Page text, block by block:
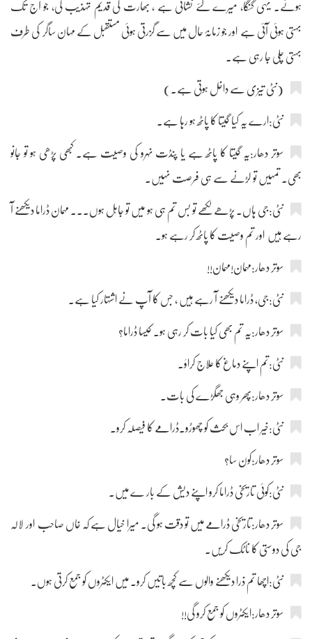
ہوئے۔ یہی گنگا، میرے لئے نشانی ہے ، بھارت کی قدیم تہذیب کی، جو آج تک
بہتی ہوئی آئی ہے اور جو زمانۂ حال میں سے گزرتی ہوئی مستقبل کے مہان ساگر کی طرف
بہتی چلی جا رہی ہے۔
(نٹی تیزی سے داخل ہوتی ہے۔)
نٹی:ارے یہ کیا گیتا کا پاٹھ ہو رہا ہے۔
سوتر دھار:یہ گیتا کا پاٹھ ہے یا پنڈت نہرو کی وصیت ہے۔ کبھی پڑھی ہو تو جانو
بھی۔ تمہیں تو لڑنے سے ہی فرصت نہیں۔
نٹی:جی ہاں۔ پڑھے لکھے تو بس تم ہی ہو میں تو جاہل ہوں۔۔۔ مہمان ڈراما دیکھنے آ
رہے ہیں اور تم وصیت کا پاٹھ کر رہے ہو۔
سوتر دھار:مہمان!مہمان!!
نٹی:جی، ڈراما دیکھنے آ رہے ہیں ، جس کا آپ نے اشتہار کیا ہے۔
سوتر دھار:یہ تم بھی کیا بات کر رہی ہو۔ کیسا ڈراما؟
نٹی:تم اپنے دماغ کا علاج کراؤ۔
سوتر دھار:پھر وہی جھگڑے کی بات۔
نٹی:خیر اب اس بحث کو چھوڑو۔ڈرامے کا فیصلہ کرو۔
سوتر دھار:کون سا؟
نٹی:کوئی تاریخی ڈراما کرو اپنے دیش کے بار ے میں۔
سوتر دھار:تاریخی ڈرامے میں تو دقت ہو گی۔ میرا خیال ہے کہ خاں صاحب اور لالہ
جی کی دوستی کا ناٹک کریں۔
نٹی:اچھا تم ذرا دیکھنے والوں سے کچھ باتیں کرو۔ میں ایکٹروں کو جمع کرتی ہوں۔
سوتر دھار:ایکٹروں کو جمع کرو گی!!